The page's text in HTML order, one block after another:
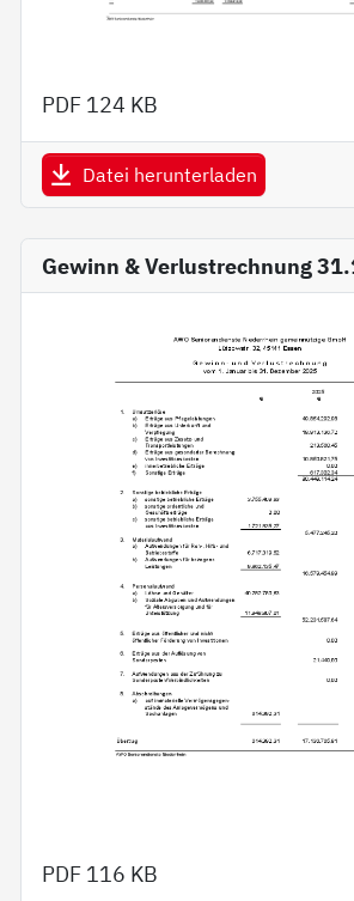
PDF 124 KB
Datei herunterladen
Gewinn & Verlustrechnung
PDF 116 KB